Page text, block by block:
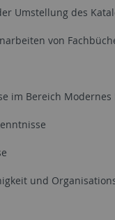
Umstellung des
von
im Bereich Modernes
und